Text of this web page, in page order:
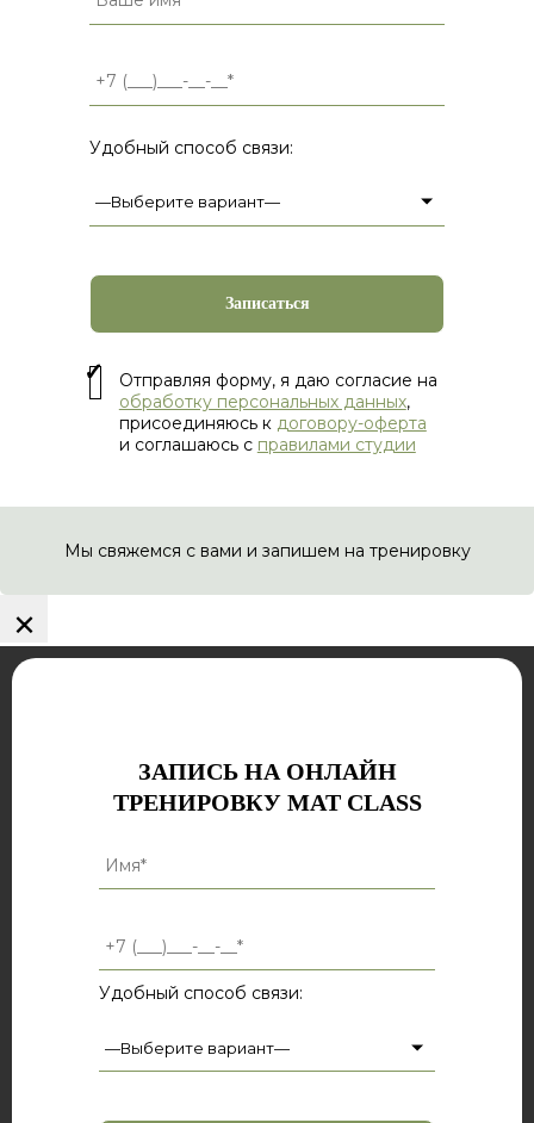
Удобный способ связи:
Отправляя форму, я даю согласие на
обработку персональных данных,
присоединяюсь к договору-оферта
и соглашаюсь с правилами студии
Мы свяжемся с вами и запишем на тренировку
×
ЗАПИСЬ НА ОНЛАЙН
ТРЕНИРОВКУ MAT CLASS
Удобный способ связи: